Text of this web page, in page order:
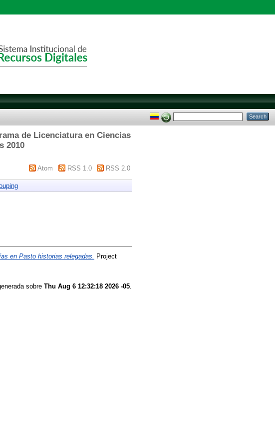
de Licenciatura en Ciencias
2010
Atom RSS 1.0 RSS 2.0
en Pasto historias relegadas. Project
sobre Thu Aug 6 12:32:18 2026 -05.